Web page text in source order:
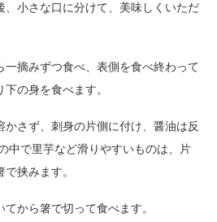
、小さな口に分けて、美味しくいただ
一摘みずつ食べ、表側を食べ終わって
の身を食べます。
かさず、刺身の片側に付け、醤油は反
中で里芋など滑りやすいものは、片
挟みます。
てから箸で切って食べます。